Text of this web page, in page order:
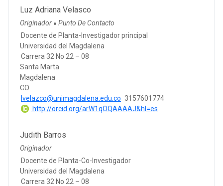
Luz Adriana Velasco
Originador ● Punto De Contacto
Docente de Planta-Investigador principal
Universidad del Magdalena
Carrera 32 No 22 – 08
Santa Marta
Magdalena
CO
lvelazco@unimagdalena.edu.co 3157601774
http://orcid.org/arW1qOQAAAAJ&hl=es
Judith Barros
Originador
Docente de Planta-Co-Investigador
Universidad del Magdalena
Carrera 32 No 22 – 08